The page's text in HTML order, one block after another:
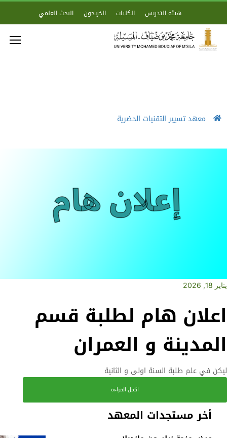
هيئة التدريس الكليات الخريجون البحث العلمي
معهد تسيير التقنيات الحضرية
أخر مستجدات المعهد
يناير 18, 2026
اعلان هام لطلبة قسم
المدينة و العمران
ليكن في علم طلبة السنة اولى و الثانية
اكمل القراءة